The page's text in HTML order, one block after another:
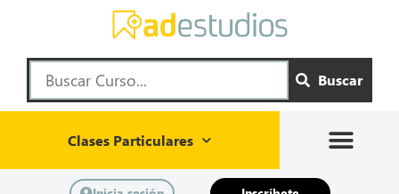
Buscar
Clases Particulares